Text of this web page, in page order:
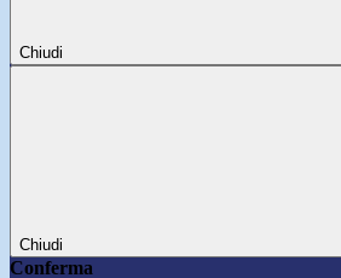
Chiudi
Chiudi
Conferma